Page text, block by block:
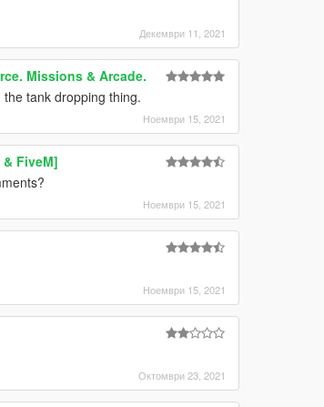
Декември 11, 2021
Missions & Arcade.
tank dropping thing.
Ноември 15, 2021
FiveM]
Ноември 15, 2021
Ноември 15, 2021
Октомври 23, 2021